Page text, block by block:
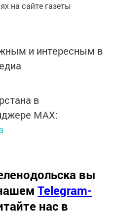
на сайте газеты
и интересным в
в
MАХ:
вы
Telegram-
нас в